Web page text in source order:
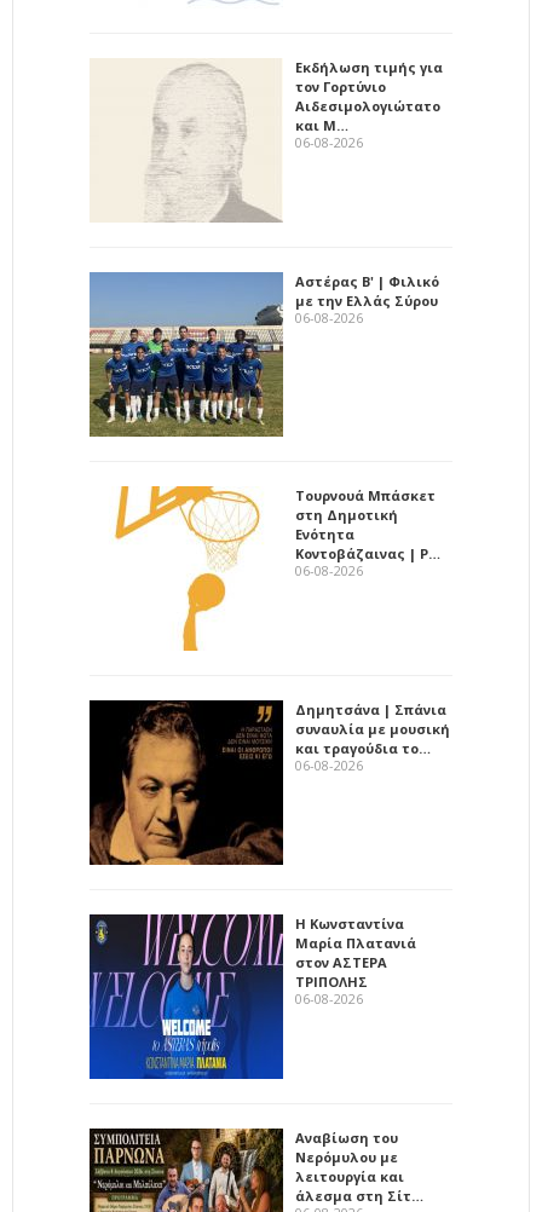
Εκδήλωση τιμής για
τον Γορτύνιο
Αιδεσιμολογιώτατο
και Μ…
06-08-2026
Αστέρας Β' | Φιλικό
με την Ελλάς Σύρου
06-08-2026
Τουρνουά Μπάσκετ
στη Δημοτική
Ενότητα
Κοντοβάζαινας | Ρ…
06-08-2026
Δημητσάνα | Σπάνια
συναυλία με μουσική
και τραγούδια το…
06-08-2026
Η Κωνσταντίνα
Μαρία Πλατανιά
στον ΑΣΤΕΡΑ
ΤΡΙΠΟΛΗΣ
06-08-2026
Αναβίωση του
Νερόμυλου με
λειτουργία και
άλεσμα στη Σίτ…